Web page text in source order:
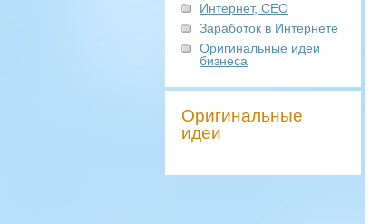
Интернет, СЕО
Заработок в Интернете
Оригинальные идеи
бизнеса
Оригинальные
идеи